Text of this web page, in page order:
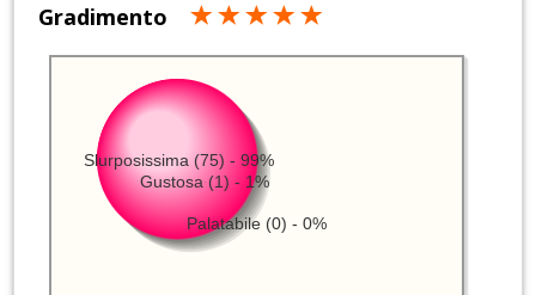
Gradimento
Slurposissima (75) - 99%
Gustosa (1) - 1%
Palatabile (0) - 0%